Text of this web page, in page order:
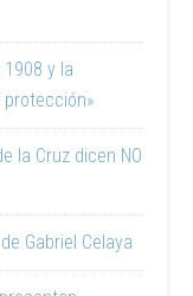
y la
la Cruz dicen NO
Gabriel Celaya